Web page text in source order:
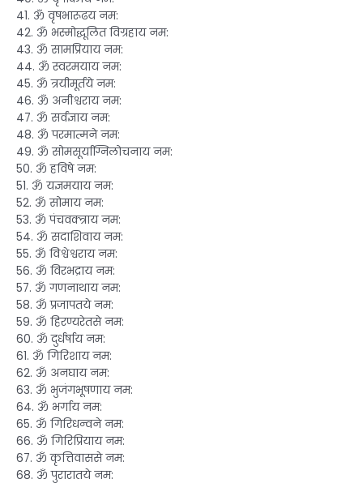
41. ॐ वृषभारूढय नम:
42. ॐ भस्मोद्धूलित विग्रहाय नम:
43. ॐ सामप्रियाय नम:
44. ॐ स्वरमयाय नम:
45. ॐ त्रयीमूर्तये नम:
46. ॐ अनीश्वराय नम:
47. ॐ सर्वज्ञाय नम:
48. ॐ परमात्मने नम:
49. ॐ सोमसूर्याग्निलोचनाय नम:
50. ॐ हविषे नम:
51. ॐ यज्ञमयाय नम:
52. ॐ सोमाय नम:
53. ॐ पंचवक्त्राय नम:
54. ॐ सदाशिवाय नम:
55. ॐ विश्वेश्वराय नम:
56. ॐ विरभद्राय नम:
57. ॐ गणनाथाय नम:
58. ॐ प्रजापतये नम:
59. ॐ हिरण्यरेतसे नम:
60. ॐ दुर्धर्षाय नम:
61. ॐ गिरिशाय नम:
62. ॐ अनघाय नम:
63. ॐ भुजंगभूषणाय नम:
64. ॐ भर्गाय नम:
65. ॐ गिरिधन्वने नम:
66. ॐ गिरिप्रियाय नम:
67. ॐ कृत्तिवाससे नम:
68. ॐ पुरारातये नम: